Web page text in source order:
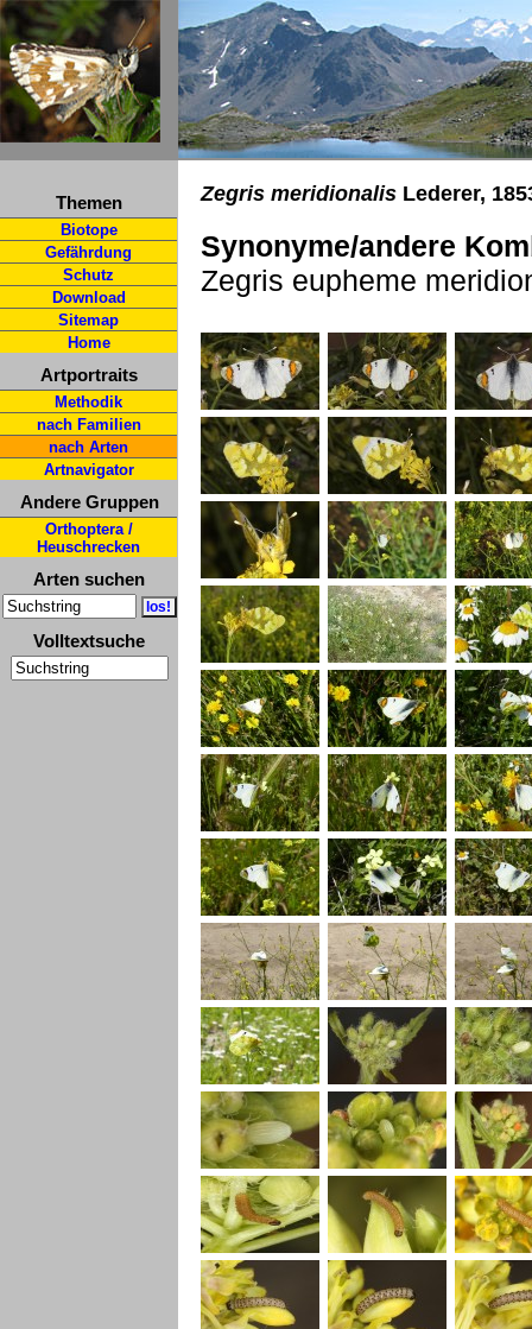
Themen
Biotope
Gefährdung
Schutz
Download
Sitemap
Home
Artportraits
Methodik
nach Familien
nach Arten
Artnavigator
Andere Gruppen
Orthoptera /
Heuschrecken
Arten suchen
Volltextsuche
Zegris meridionalis Lederer,
Synonyme/andere
Zegris eupheme